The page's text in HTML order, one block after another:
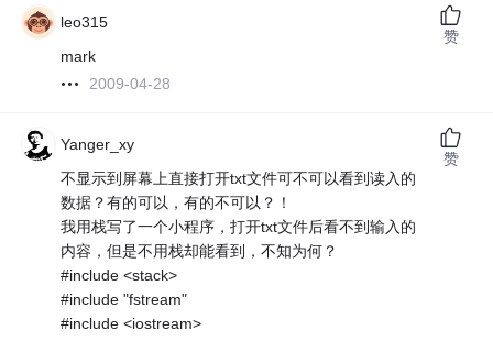
leo315
mark
2009-04-28
赞
Yanger_xy
不显示到屏幕上直接打开txt文件可不可以看到读入的
数据？有的可以，有的不可以？！
我用栈写了一个小程序，打开txt文件后看不到输入的
内容，但是不用栈却能看到，不知为何？
#include <stack>
#include "fstream"
#include <iostream>
赞